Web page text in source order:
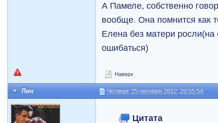
А Памеле, собственно
вообще. Она помнится как
Елена без матери
ошибаться)
Наверх
Лия Четверг, 25 октября 2012, 20:55:54
Цитата